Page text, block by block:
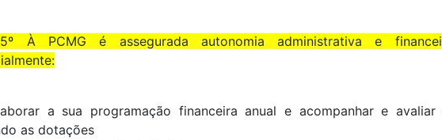
À PCMG é assegurada autonomia administrativa e
a sua programação financeira anual e acompanhar e avaliar
as dotações